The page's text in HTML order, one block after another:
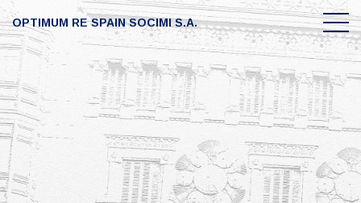
OPTIMUM RE SPAIN SOCIMI S.A.
Accionistas
La compañía
Portfolio